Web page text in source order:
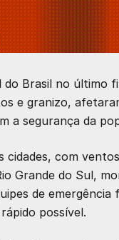
do Brasil no último
e granizo,
a segurança da
cidades, com ventos
Grande do Sul,
de emergência
possível.